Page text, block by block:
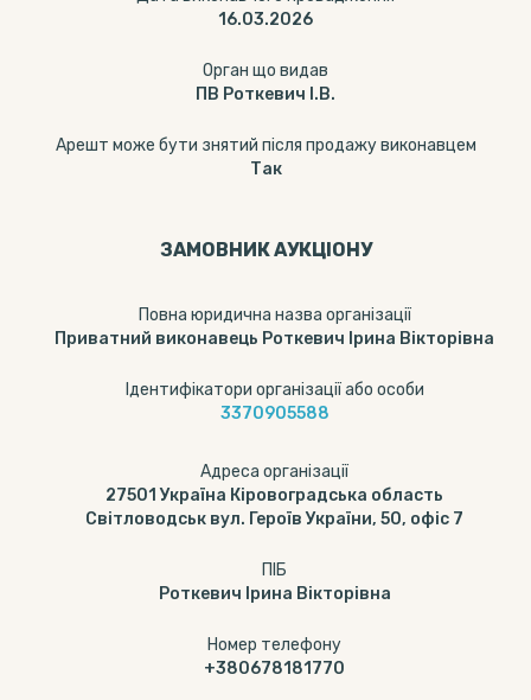
16.03.2026
Орган що видав
ПВ Роткевич І.В.
Арешт може бути знятий після продажу виконавцем
Так
ЗАМОВНИК АУКЦІОНУ
Повна юридична назва організації
Приватний виконавець Роткевич Ірина Вікторівна
Ідентифікатори організації або особи
3370905588
Адреса організації
27501 Україна Кіровоградська область
Світловодськ вул. Героїв України, 50, офіс 7
ПІБ
Роткевич Ірина Вікторівна
Номер телефону
+380678181770